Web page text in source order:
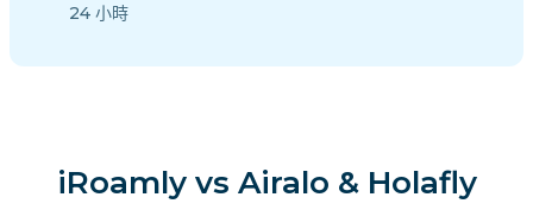
24 小時
iRoamly vs Airalo & Holafly